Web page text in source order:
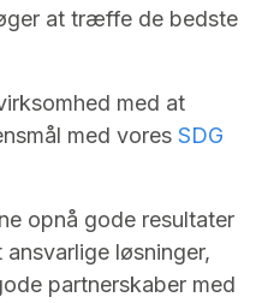
at træffe de bedste
med at
med vores SDG
opnå gode resultater
løsninger,
partnerskaber med